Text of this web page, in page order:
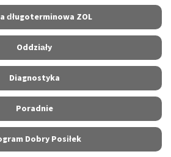
długoterminowa ZOL
Oddziały
Diagnostyka
Poradnie
Dobry Posiłek